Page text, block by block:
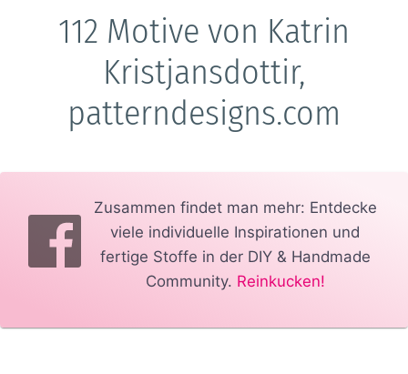
112 Motive von Katrin
Kristjansdottir,
patterndesigns.com
Zusammen findet man mehr: Entdecke
viele individuelle Inspirationen und
fertige Stoffe in der DIY & Handmade
Community. Reinkucken!